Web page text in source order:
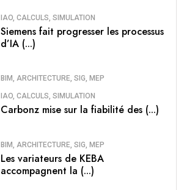
IAO, CALCULS, SIMULATION
Siemens fait progresser les processus
d’IA (...)
BIM, ARCHITECTURE, SIG, MEP
IAO, CALCULS, SIMULATION
Carbonz mise sur la fiabilité des (...)
BIM, ARCHITECTURE, SIG, MEP
Les variateurs de KEBA
accompagnent la (...)